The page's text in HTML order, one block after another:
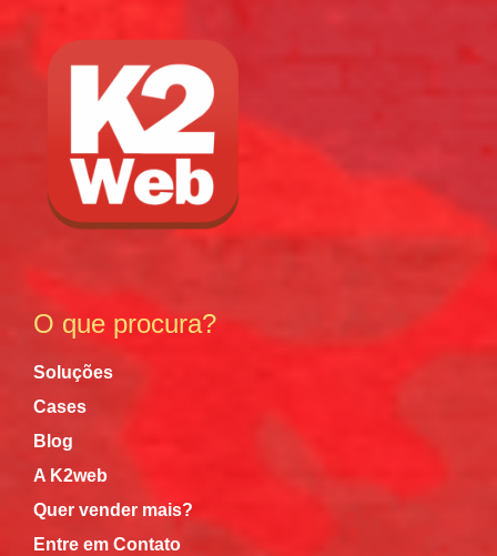
O que procura?
Soluções
Cases
Blog
A K2web
Quer vender mais?
Entre em Contato